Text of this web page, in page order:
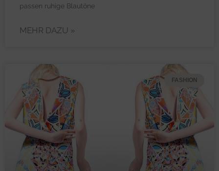
passen ruhige Blautöne
MEHR DAZU »
FASHION